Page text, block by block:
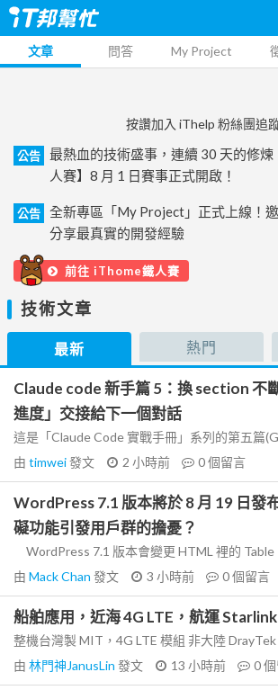
文章 問答 My Project
按讚加入 iThelp 粉絲團追
公告
最熱血的技術盛事，連續 30 天的修
人賽】8 月 1 日賽事正式開啟！
公告
全新專區「My Project」正式上線！
分享最真實的開發經驗
前往 iThome鐵人賽
技術文章
最新 熱門
Claude code 新手篇 5：換 section 不
進度」交接給下一個對話
這是「Claude Code 實戰手冊」系列的第五篇
由 timwei發文 2 小時前 0個留言
WordPress 7.1 版本將於 8 月 19 日發
礙功能引發用戶群的擔憂？
WordPress 7.1 版本會變更 HTML 裡的 Table
由 Mack Chan 發文 3 小時前 0個留言
船舶應用，近海 4G LTE，航運
整機台灣製 MIT，4G LTE 模組 非大陸 DrayTek
由 林門神JanusLin 發文 13 小時前 0